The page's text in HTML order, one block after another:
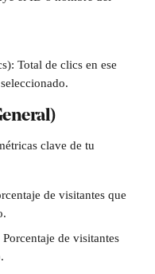
Total de clics en ese
clave de tu
de visitantes que
Porcentaje de visitantes